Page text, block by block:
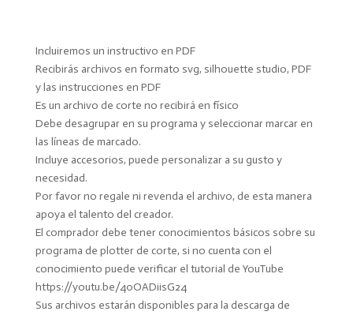
Incluiremos un instructivo en PDF
Recibirás archivos en formato svg, silhouette studio, PDF
y las instrucciones en PDF
Es un archivo de corte no recibirá en físico
Debe desagrupar en su programa y seleccionar marcar en
las líneas de marcado.
Incluye accesorios, puede personalizar a su gusto y
necesidad.
Por favor no regale ni revenda el archivo, de esta manera
apoya el talento del creador.
El comprador debe tener conocimientos básicos sobre su
programa de plotter de corte, si no cuenta con el
conocimiento puede verificar el tutorial de YouTube
https://youtu.be/40OADiisG24
Sus archivos estarán disponibles para la descarga de